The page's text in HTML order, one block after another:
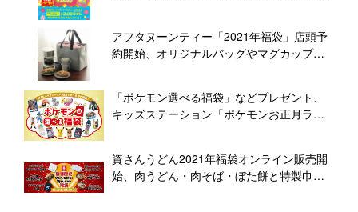
アフタヌーンティー「2021年福袋」店頭予
約開始、オリジナルバッグやマグカップな
「ポケモン選べる福袋」などプレゼント、
キッズステーション「ポケモンお正月ラリ
資さんうどん2021年福袋オンライン販売開
始、肉うどん・肉そば・ぼた餅と特製巾